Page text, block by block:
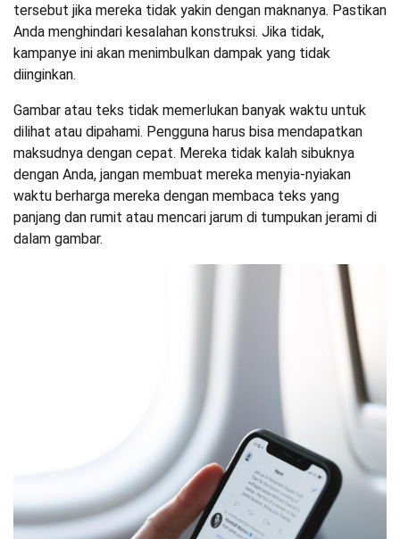
tersebut jika mereka tidak yakin dengan maknanya. Pastikan
Anda menghindari kesalahan konstruksi. Jika tidak,
kampanye ini akan menimbulkan dampak yang tidak
diinginkan.
Gambar atau teks tidak memerlukan banyak waktu untuk
dilihat atau dipahami. Pengguna harus bisa mendapatkan
maksudnya dengan cepat. Mereka tidak kalah sibuknya
dengan Anda, jangan membuat mereka menyia-nyiakan
waktu berharga mereka dengan membaca teks yang
panjang dan rumit atau mencari jarum di tumpukan jerami di
dalam gambar.